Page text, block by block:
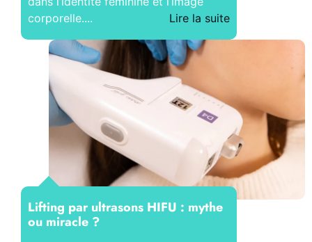
corporelle....
Lire la suite
Lifting par ultrasons HIFU : mythe
ou miracle ?